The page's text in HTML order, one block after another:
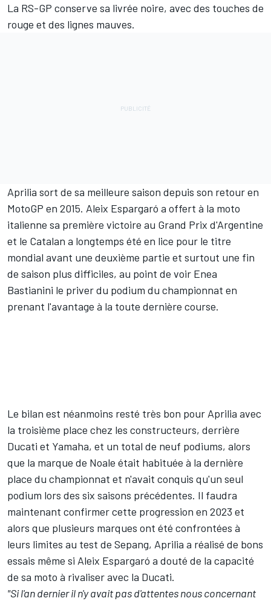
La RS-GP conserve sa livrée noire, avec des touches de
rouge et des lignes mauves.
Aprilia sort de sa meilleure saison depuis son retour en
MotoGP en 2015. Aleix Espargaró a offert à la moto
italienne sa première victoire au Grand Prix d'Argentine
et le Catalan a longtemps été en lice pour le titre
mondial avant une deuxième partie et surtout une fin
de saison plus difficiles, au point de voir Enea
Bastianini le priver du podium du championnat en
prenant l'avantage à la toute dernière course.
Le bilan est néanmoins resté très bon pour Aprilia avec
la troisième place chez les constructeurs, derrière
Ducati et Yamaha, et un total de neuf podiums, alors
que la marque de Noale était habituée à la dernière
place du championnat et n'avait conquis qu'un seul
podium lors des six saisons précédentes. Il faudra
maintenant confirmer cette progression en 2023 et
alors que plusieurs marques ont été confrontées à
leurs limites au test de Sepang, Aprilia a réalisé de bons
essais même si Aleix Espargaró a douté de la capacité
de sa moto à rivaliser avec la Ducati.
"Si l'an dernier il n'y avait pas d'attentes nous concernant